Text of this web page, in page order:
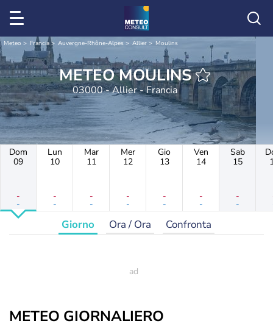
Meteo Francia Auvergne-Rhône-Alpes Allier Moulins
METEO MOULINS
03000 - Allier - Francia
Dom
09
-
-
Lun
10
-
-
Mar
11
-
-
Mer
12
-
-
Gio
13
-
-
Ven
14
-
-
Sab
15
-
-
Giorno Ora / Ora Confronta
METEO GIORNALIERO